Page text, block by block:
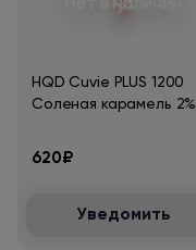
Нет в наличии
HQD Cuvie PLUS 1200
Соленая карамель 2%
620₽
Уведомить